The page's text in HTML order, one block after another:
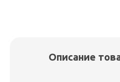
Описание